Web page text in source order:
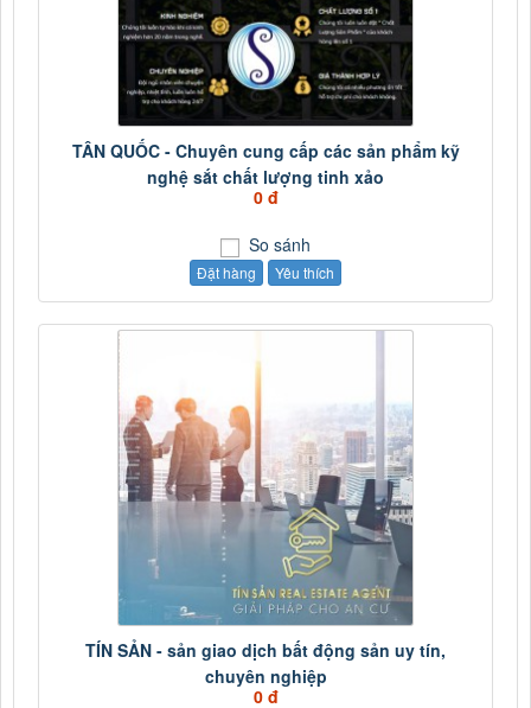
TÂN QUỐC - Chuyên cung cấp các sản phẩm kỹ
nghệ sắt chất lượng tinh xảo
0 đ
So sánh
Đặt hàng Yêu thích
TÍN SẢN - sản giao dịch bất động sản uy tín,
chuyên nghiệp
0 đ